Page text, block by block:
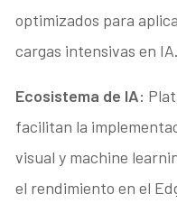
optimizados para
cargas intensivas en IA.
Ecosistema de IA:
facilitan la
visual y machine
el rendimiento en el